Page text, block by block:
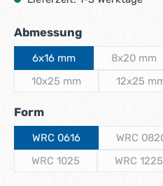
Abmessung
6x16 mm 8x20 mm
10x25 mm 12x25
Formauswählen
WRC 0616 WRC
WRC 1025 WRC 1225